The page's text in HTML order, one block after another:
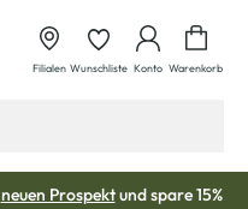
Filialen Wunschliste Konto Warenkorb
neuen Prospektund spare 15%